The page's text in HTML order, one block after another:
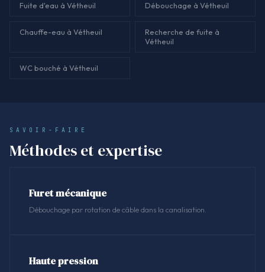
Fuite d'eau à Vétheuil Débouchage à Vétheuil
Chauffe-eau à Vétheuil
Recherche de fuite à
Vétheuil
WC bouché à Vétheuil
SAVOIR-FAIRE
Méthodes et expertise
Furet mécanique
Débouchage par rotation de câble dans la canalisation.
Haute pression